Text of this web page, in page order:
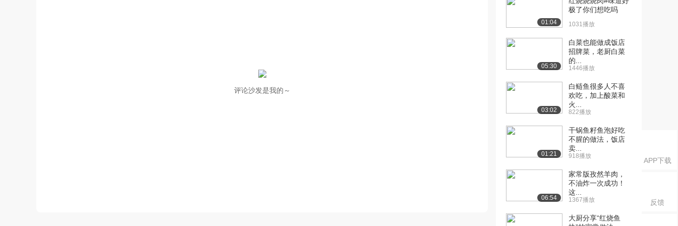
APP下载
反馈
评论沙发是我的～
01:04
极了你们想吃吗
1031播放
05:30
白菜也能做成饭店
招牌菜，老厨白菜
的...
1446播放
03:02
白鲢鱼很多人不喜
欢吃，加上酸菜和
火...
822播放
01:21
干锅鱼籽鱼泡好吃
不腥的做法，饭店
卖...
918播放
06:54
家常版孜然羊肉，
不油炸一次成功！
这...
1367播放
大厨分享“红烧鱼